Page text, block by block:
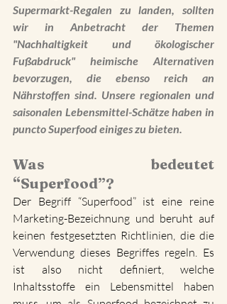
Supermarkt-Regalen zu landen, sollten
wir in Anbetracht der Themen
"Nachhaltigkeit und ökologischer
Fußabdruck" heimische Alternativen
bevorzugen, die ebenso reich an
Nährstoffen sind. Unsere regionalen und
saisonalen Lebensmittel-Schätze haben in
puncto Superfood einiges zu bieten.
Was bedeutet
“Superfood”?
Der Begriff “Superfood” ist eine reine
Marketing-Bezeichnung und beruht auf
keinen festgesetzten Richtlinien, die die
Verwendung dieses Begriffes regeln. Es
ist also nicht definiert, welche
Inhaltsstoffe ein Lebensmittel haben